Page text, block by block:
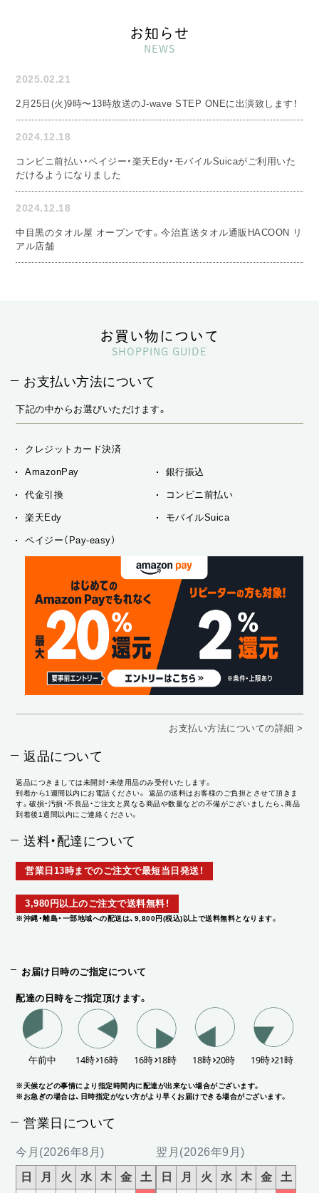
お知らせ
NEWS
2025.02.21
2月25日(火)9時〜13時放送のJ-wave STEP ONEに出演致します！
2024.12.18
コンビニ前払い・ペイジー・楽天Edy・モバイルSuicaがご利用いた
だけるようになりました
2024.12.18
中目黒のタオル屋 オープンです。今治直送タオル通販HACOON リ
アル店舗
お買い物について
SHOPPING GUIDE
お支払い方法について
下記の中からお選びいただけます。
クレジットカード決済
AmazonPay 銀行振込
代金引換 コンビニ前払い
楽天Edy モバイルSuica
ペイジー（Pay-easy）
お支払い方法についての詳細 >
返品について
返品につきましては未開封・未使用品のみ受付いたします。
到着から1週間以内にお電話ください。 返品の送料はお客様のご負担とさせて頂きま
す。破損・汚損・不良品・ご注文と異なる商品や数量などの不備がございましたら、商品
到着後1週間以内にご連絡ください。
送料・配達について
営業日13時までのご注文で最短当日発送！
3,980円以上のご注文で送料無料！
※沖縄・離島・一部地域への配送は、9,800円(税込)以上で送料無料となります。
お届け日時のご指定について
配達の日時をご指定頂けます。
※天候などの事情により指定時間内に配達が出来ない場合がございます。
※お急ぎの場合は、日時指定がない方がより早くお届けできる場合がございます。
営業日について
今月(2026年8月)
日 月 火 水 木 金 土
翌月(2026年9月)
日 月 火 水 木 金 土